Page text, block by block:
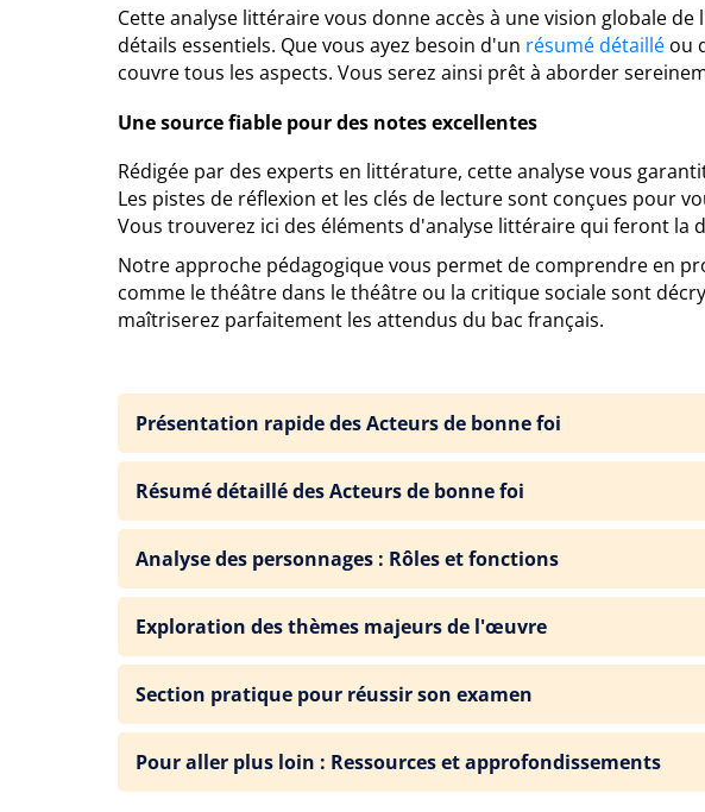
Cette analyse littéraire vous donne accès à une vision globale
détails essentiels. Que vous ayez besoin d'un résumé détaillé ou
couvre tous les aspects. Vous serez ainsi prêt à aborder
Une source fiable pour des notes excellentes
Rédigée par des experts en littérature, cette analyse vous
Les pistes de réflexion et les clés de lecture sont conçues pour
Vous trouverez ici des éléments d'analyse littéraire qui feront la
Notre approche pédagogique vous permet de comprendre en
comme le théâtre dans le théâtre ou la critique sociale sont
maîtriserez parfaitement les attendus du bac français.
Présentation rapide des Acteurs de bonne foi
Résumé détaillé des Acteurs de bonne foi
Analyse des personnages : Rôles et fonctions
Exploration des thèmes majeurs de l'œuvre
Section pratique pour réussir son examen
Pour aller plus loin : Ressources et approfondissements